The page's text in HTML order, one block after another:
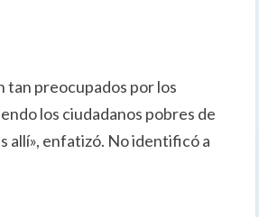
tan preocupados por los
los ciudadanos pobres de
allí», enfatizó. No identificó a